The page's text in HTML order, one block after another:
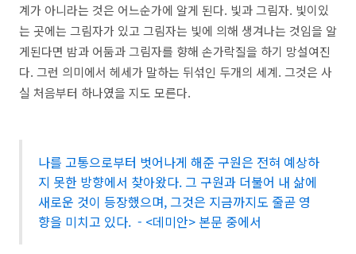
계가 아니라는 것은 어느순가에 알게 된다. 빛과 그림자. 빛이있
는 곳에는 그림자가 있고 그림자는 빛에 의해 생겨나는 것임을 알
게된다면 밤과 어둠과 그림자를 향해 손가락질을 하기 망설여진
다. 그런 의미에서 헤세가 말하는 뒤섞인 두개의 세계. 그것은 사
실 처음부터 하나였을 지도 모른다.
나를 고통으로부터 벗어나게 해준 구원은 전혀 예상하
지 못한 방향에서 찾아왔다. 그 구원과 더불어 내 삶에
새로운 것이 등장했으며, 그것은 지금까지도 줄곧 영
향을 미치고 있다. - <데미안> 본문 중에서